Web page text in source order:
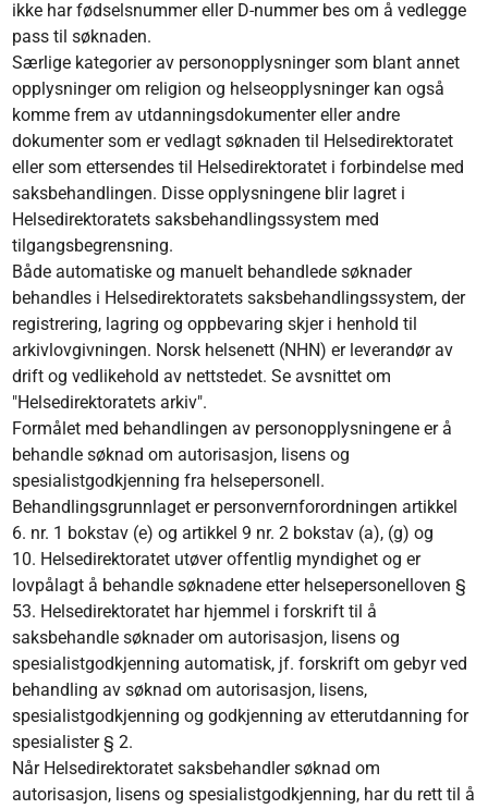
ikke har fødselsnummer eller D-nummer bes om å vedlegge
pass til søknaden.
Særlige kategorier av personopplysninger som blant annet
opplysninger om religion og helseopplysninger kan også
komme frem av utdanningsdokumenter eller andre
dokumenter som er vedlagt søknaden til Helsedirektoratet
eller som ettersendes til Helsedirektoratet i forbindelse med
saksbehandlingen. Disse opplysningene blir lagret i
Helsedirektoratets saksbehandlingssystem med
tilgangsbegrensning.
Både automatiske og manuelt behandlede søknader
behandles i Helsedirektoratets saksbehandlingssystem, der
registrering, lagring og oppbevaring skjer i henhold til
arkivlovgivningen. Norsk helsenett (NHN) er leverandør av
drift og vedlikehold av nettstedet. Se avsnittet om
"Helsedirektoratets arkiv".
Formålet med behandlingen av personopplysningene er å
behandle søknad om autorisasjon, lisens og
spesialistgodkjenning fra helsepersonell.
Behandlingsgrunnlaget er personvernforordningen artikkel
6. nr. 1 bokstav (e) og artikkel 9 nr. 2 bokstav (a), (g) og
10. Helsedirektoratet utøver offentlig myndighet og er
lovpålagt å behandle søknadene etter helsepersonelloven §
53. Helsedirektoratet har hjemmel i forskrift til å
saksbehandle søknader om autorisasjon, lisens og
spesialistgodkjenning automatisk, jf. forskrift om gebyr ved
behandling av søknad om autorisasjon, lisens,
spesialistgodkjenning og godkjenning av etterutdanning for
spesialister § 2.
Når Helsedirektoratet saksbehandler søknad om
autorisasjon, lisens og spesialistgodkjenning, har du rett til å